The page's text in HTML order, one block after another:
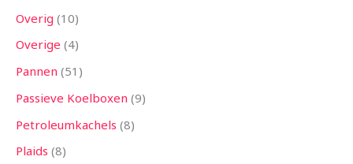
Overig 10
Overige 4
Pannen 51
Passieve Koelboxen 9
Petroleumkachels 8
Plaids 8